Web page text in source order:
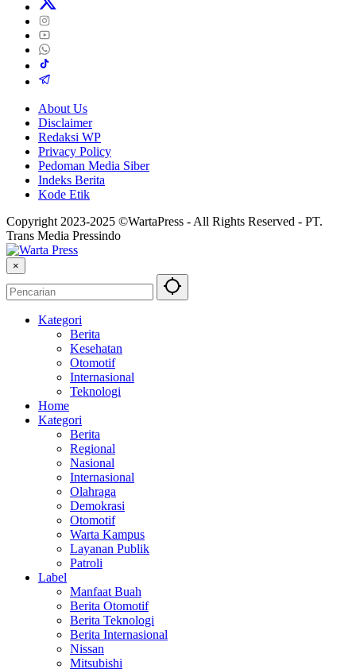
About Us
Disclaimer
Redaksi WP
Privacy Policy
Pedoman Media Siber
Indeks Berita
Kode Etik
Copyright 2023-2025 ©WartaPress - All Rights Reserved - PT.
Trans Media Pressindo
×
Kategori
Berita
Kesehatan
Otomotif
Internasional
Teknologi
Home
Kategori
Berita
Regional
Nasional
Internasional
Olahraga
Demokrasi
Otomotif
Warta Kampus
Layanan Publik
Patroli
Label
Manfaat Buah
Berita Otomotif
Berita Teknologi
Berita Internasional
Nissan
Mitsubishi